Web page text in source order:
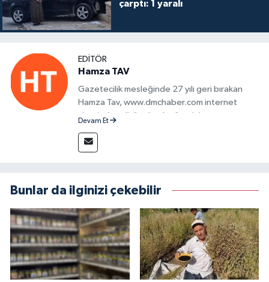
çarptı: 1 yaralı
EDITÖR
Hamza TAV
Gazetecilik mesleğinde 27 yılı geri bırakan
Hamza Tav, www.dmchaber.com internet
sitesinde editör olarak görevini
Devam Et
Bunlar da ilginizi çekebilir